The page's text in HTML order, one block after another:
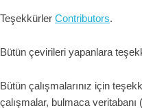
Teşekkürler Contributors.
Bütün çevirileri yapanlara
Bütün çalışmalarınız için
çalışmalar, bulmaca veritabanı (